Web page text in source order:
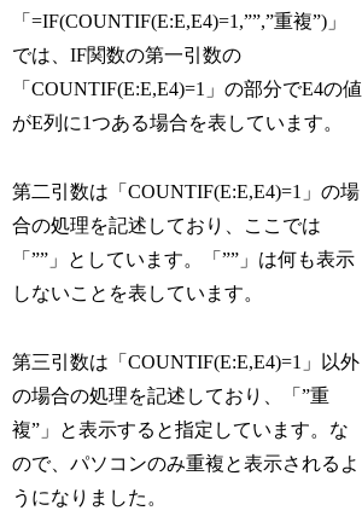
「=IF(COUNTIF(E:E,E4)=1,””,”重複”)」
では、IF関数の第一引数の
「COUNTIF(E:E,E4)=1」の部分でE4の値
がE列に1つある場合を表しています。
第二引数は「COUNTIF(E:E,E4)=1」の場
合の処理を記述しており、ここでは
「””」としています。「””」は何も表示
しないことを表しています。
第三引数は「COUNTIF(E:E,E4)=1」以外
の場合の処理を記述しており、「”重
複”」と表示すると指定しています。な
ので、パソコンのみ重複と表示されるよ
うになりました。